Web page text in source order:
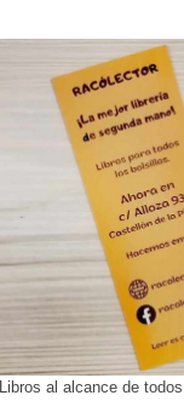
Libros al alcance de todos